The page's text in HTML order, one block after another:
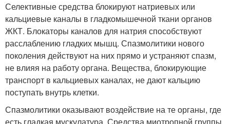
Селективные средства блокируют натриевых или
кальциевые каналы в гладкомышечной ткани органов
ЖКТ. Блокаторы каналов для натрия способствуют
расслаблению гладких мышц. Спазмолитики нового
поколения действуют на них прямо и устраняют спазм,
не влияя на работу органа. Вещества, блокирующие
транспорт в кальциевых каналах, не дают кальцию
поступать внутрь клетки.
Спазмолитики оказывают воздействие на те органы, где